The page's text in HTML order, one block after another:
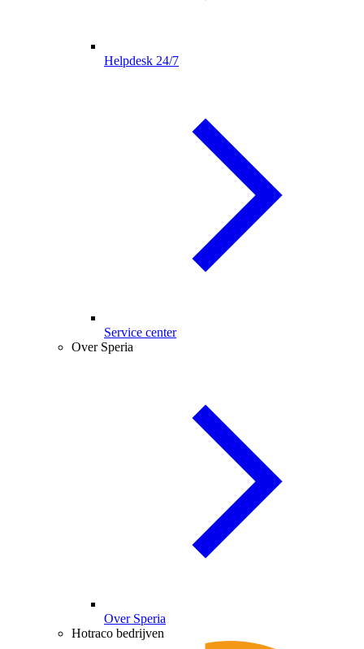
Helpdesk 24/7
Service center
Over Speria
Over Speria
Hotraco bedrijven